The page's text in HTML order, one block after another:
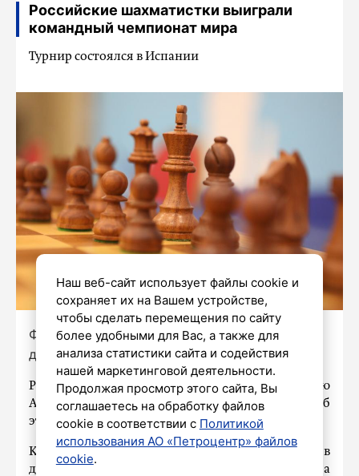
Российские шахматистки выиграли
командный чемпионат мира
Турнир состоялся в Испании
Фото: Роман Пименов / «Петербургский
дневник»
Российские шахматистки обыграли сборную
Азербайджана в финале чемпионата мира. Об
этом сообщает ТАСС.
Командный чемпионат мира проводится раз в
два года. В этом году россиянки выступили на
Наш веб-сайт использует файлы cookie и
сохраняет их на Вашем устройстве,
чтобы сделать перемещения по сайту
более удобными для Вас, а также для
анализа статистики сайта и содействия
нашей маркетинговой деятельности.
Продолжая просмотр этого сайта, Вы
соглашаетесь на обработку файлов
cookie в соответствии с Политикой
использования АО «Петроцентр» файлов
cookie.